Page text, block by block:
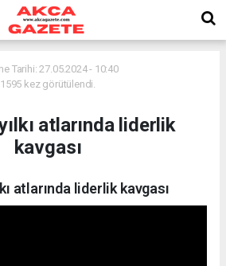
Tarihi: 27.05.2024 - 10:40
1595 kez görütülendi.
atlarında liderlik
kavgası
atlarında liderlik kavgası